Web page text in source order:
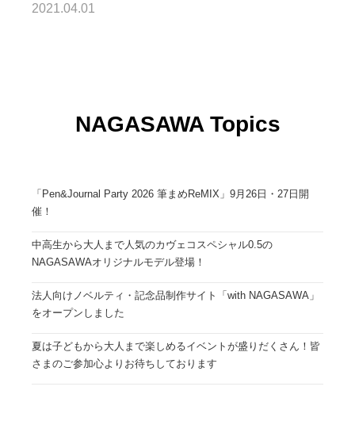
2021.04.01
NAGASAWA Topics
「Pen&Journal Party 2026 筆まめReMIX」9月26日・27日開
催！
中高生から大人まで人気のカヴェコスペシャル0.5の
NAGASAWAオリジナルモデル登場！
法人向けノベルティ・記念品制作サイト「with NAGASAWA」
をオープンしました
夏は子どもから大人まで楽しめるイベントが盛りだくさん！皆
さまのご参加心よりお待ちしております